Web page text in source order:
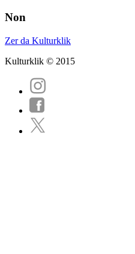
Non
Zer da Kulturklik
Kulturklik © 2015